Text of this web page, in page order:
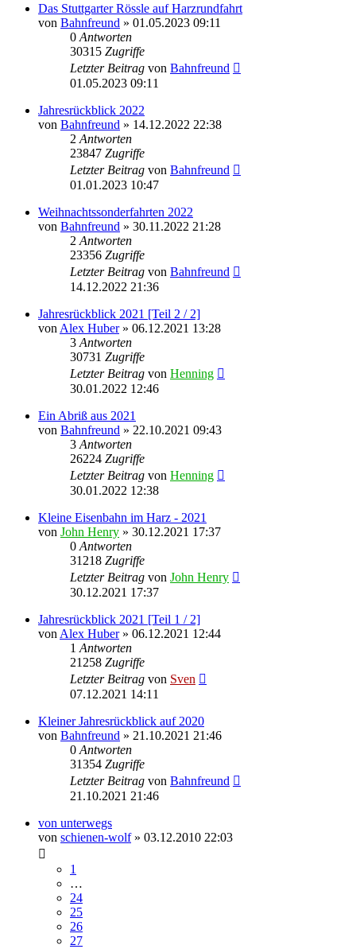
Das Stuttgarter Rössle auf Harzrundfahrt
von Bahnfreund » 01.05.2023 09:11
0 Antworten
30315 Zugriffe
Letzter Beitrag von Bahnfreund
01.05.2023 09:11
Jahresrückblick 2022
von Bahnfreund » 14.12.2022 22:38
2 Antworten
23847 Zugriffe
Letzter Beitrag von Bahnfreund
01.01.2023 10:47
Weihnachtssonderfahrten 2022
von Bahnfreund » 30.11.2022 21:28
2 Antworten
23356 Zugriffe
Letzter Beitrag von Bahnfreund
14.12.2022 21:36
Jahresrückblick 2021 [Teil 2 / 2]
von Alex Huber» 06.12.2021 13:28
3 Antworten
30731 Zugriffe
Letzter Beitrag von Henning
30.01.2022 12:46
Ein Abriß aus 2021
von Bahnfreund » 22.10.2021 09:43
3 Antworten
26224 Zugriffe
Letzter Beitrag von Henning
30.01.2022 12:38
Kleine Eisenbahn im Harz - 2021
von John Henry » 30.12.2021 17:37
0 Antworten
31218 Zugriffe
Letzter Beitrag von John Henry
30.12.2021 17:37
Jahresrückblick 2021 [Teil 1 / 2]
von Alex Huber» 06.12.2021 12:44
1 Antworten
21258 Zugriffe
Letzter Beitrag von Sven
07.12.2021 14:11
Kleiner Jahresrückblick auf 2020
von Bahnfreund » 21.10.2021 21:46
0 Antworten
31354 Zugriffe
Letzter Beitrag von Bahnfreund
21.10.2021 21:46
von unterwegs
von schienen-wolf» 03.12.2010 22:03
1
…
24
25
26
27